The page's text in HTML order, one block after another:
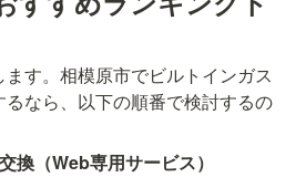
す。相模原市でビルトインガス
なら、以下の順番で検討するの
換（Web専用サービス）